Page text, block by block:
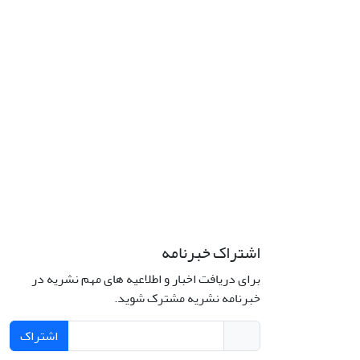
اشتراک خبرنامه
برای دریافت اخبار و اطلاعیه های مهم نشریه در
خبرنامه نشریه مشترک شوید.
اشتراک